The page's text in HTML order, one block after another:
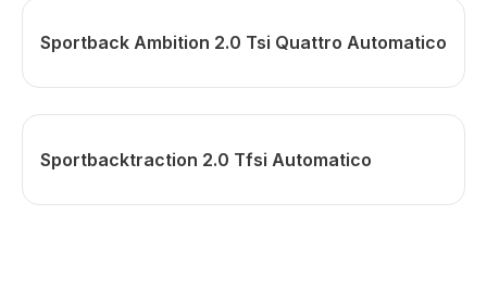
Sportback Ambition 2.0 Tsi Quattro Automatico
Sportbacktraction 2.0 Tfsi Automatico